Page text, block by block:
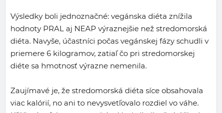
Výsledky boli jednoznačné: vegánska diéta znížila
hodnoty PRAL aj NEAP výraznejšie než stredomorská
diéta. Navyše, účastníci počas vegánskej fázy schudli v
priemere 6 kilogramov, zatiaľ čo pri stredomorskej
diéte sa hmotnosť výrazne nemenila.
Zaujímavé je, že stredomorská diéta síce obsahovala
viac kalórií, no ani to nevysvetľovalo rozdiel vo váhe.